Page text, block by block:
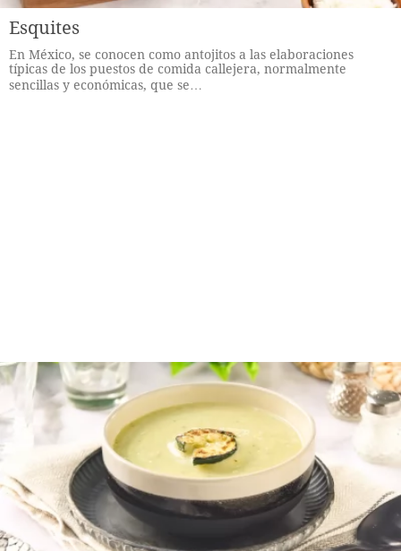
Esquites
En México, se conocen como antojitos a las elaboraciones
típicas de los puestos de comida callejera, normalmente
sencillas y económicas, que se…